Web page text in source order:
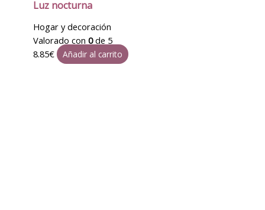
Luz nocturna
Hogar y decoración
Valorado con 0de 5
8.85€ Añadir al carrito